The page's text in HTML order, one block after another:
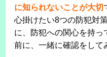
に知られないことが大切
心掛けたい8つの防犯対
に、防犯への関心を持っ
前に、一緒に確認をして